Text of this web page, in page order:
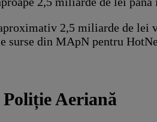
2,5 miliarde de
surse din MApN pentru
Aeriană